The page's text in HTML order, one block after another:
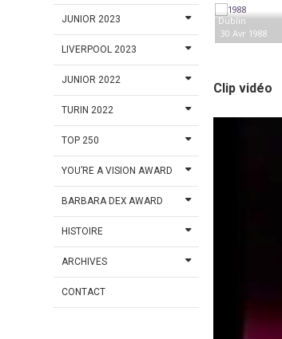
JUNIOR 2023
LIVERPOOL 2023
JUNIOR 2022
TURIN 2022
TOP 250
YOU’RE A VISION AWARD
BARBARA DEX AWARD
HISTOIRE
ARCHIVES
CONTACT
Dublin
30 Avr 1988
Clip vidéo